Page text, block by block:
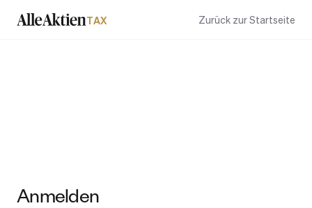
TAX Zurück zur Startseite
Anmelden